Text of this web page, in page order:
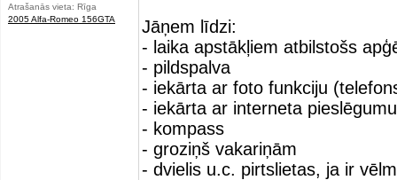
Atrašanās vieta: Rīga
2005 Alfa-Romeo 156GTA
Jāņem līdzi:
- laika apstākļiem atbilstošs
- pildspalva
- iekārta ar foto funkciju
- iekārta ar interneta
- kompass
- groziņš vakariņām
- dvielis u.c. pirtslietas, ja ir